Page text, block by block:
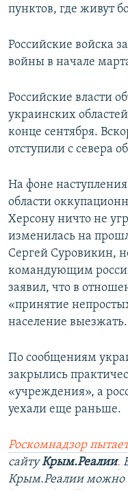
пунктов, где живут
Российские войска
войны в начале
Российские власти
украинских
конце сентября.
отступили с севера
На фоне
области
Херсону ничто не
изменилась на
Сергей Суровикин,
командующим
заявил, что в
«принятие
население выезжать.
По сообщениям
закрылись
«учреждения», а
уехали еще раньше.
Роскомнадзор
сайтуКрым.Реалии.
Крым.Реалии можно